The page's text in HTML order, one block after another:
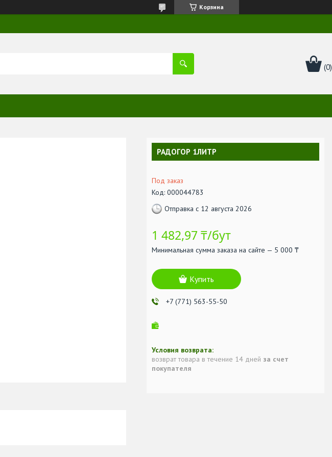
Корзина
РАДОГОР 1ЛИТР
Под заказ
Код: 000044783
Отправка с 12 августа 2026
1 482,97 ₸/бут
Минимальная сумма заказа на сайте — 5 000 ₸
Купить
+7 (771) 563-55-50
возврат товара в течение 14 дней за счет
покупателя